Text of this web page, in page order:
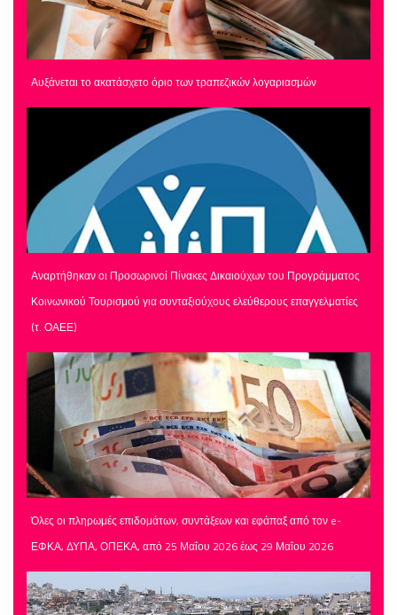
Αυξάνεται το ακατάσχετο όριο των τραπεζικών λογαριασμών
Αναρτήθηκαν οι Προσωρινοί Πίνακες Δικαιούχων του Προγράμματος
Κοινωνικού Τουρισμού για συνταξιούχους ελεύθερους επαγγελματίες
(τ. ΟΑΕΕ)
Όλες οι πληρωμές επιδομάτων, συντάξεων και εφάπαξ από τον e-
ΕΦΚΑ, ΔΥΠΑ, ΟΠΕΚΑ, από 25 Μαΐου 2026 έως 29 Μαΐου 2026